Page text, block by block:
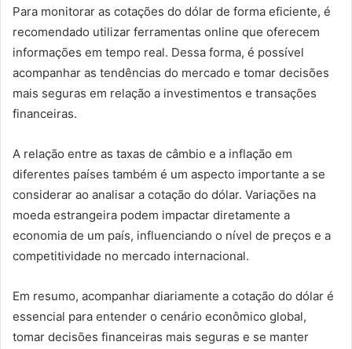
Para monitorar as cotações do dólar de forma eficiente, é
recomendado utilizar ferramentas online que oferecem
informações em tempo real. Dessa forma, é possível
acompanhar as tendências do mercado e tomar decisões
mais seguras em relação a investimentos e transações
financeiras.
A relação entre as taxas de câmbio e a inflação em
diferentes países também é um aspecto importante a se
considerar ao analisar a cotação do dólar. Variações na
moeda estrangeira podem impactar diretamente a
economia de um país, influenciando o nível de preços e a
competitividade no mercado internacional.
Em resumo, acompanhar diariamente a cotação do dólar é
essencial para entender o cenário econômico global,
tomar decisões financeiras mais seguras e se manter